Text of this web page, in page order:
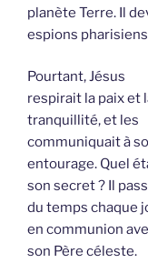
planète Terre. Il
espions
Pourtant, Jésus
respirait la paix et
tranquillité, et les
communiquait à
entourage. Quel
son secret ? Il
du temps chaque
en communion
son Père céleste.